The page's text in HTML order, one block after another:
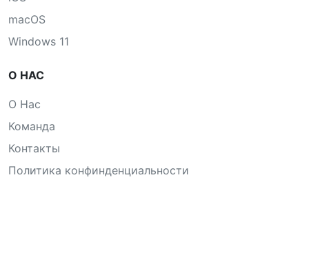
macOS
Windows 11
О НАС
О Нас
Команда
Контакты
Политика конфинденциальности